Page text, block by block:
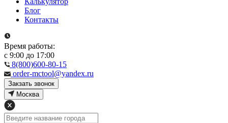
Блог
Контакты
Время работы:
с 9:00 до 17:00
8(800)600-80-15
order-mctool@yandex.ru
Закзать звонок
Москва